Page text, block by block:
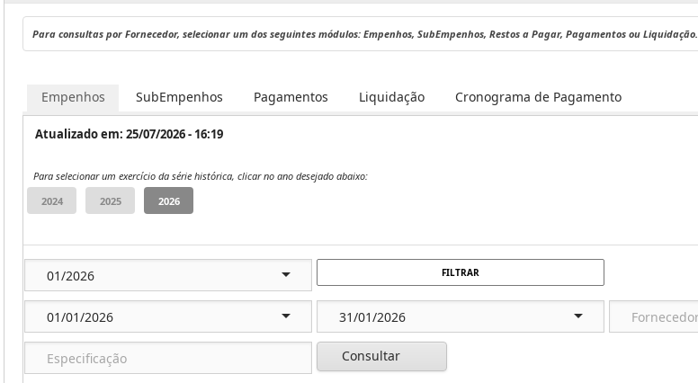
Para consultas por Fornecedor, selecionar um dos seguintes módulos: Empenhos, SubEmpenhos, Restos a Pagar, Pagamentos ou Liquidação.
Empenhos SubEmpenhos Pagamentos Liquidação Cronograma de Pagamento
Atualizado em: 25/07/2026 - 16:19
Para selecionar um exercício da série histórica, clicar no ano desejado abaixo:
FILTRAR
Consultar